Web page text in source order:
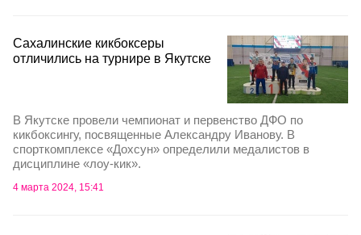
Сахалинские кикбоксеры
отличились на турнире в Якутске
В Якутске провели чемпионат и первенство ДФО по
кикбоксингу, посвященные Александру Иванову. В
спорткомплексе «Дохсун» определили медалистов в
дисциплине «лоу-кик».
4 марта 2024, 15:41